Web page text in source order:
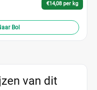
€14,08 per kg
Bol
van dit